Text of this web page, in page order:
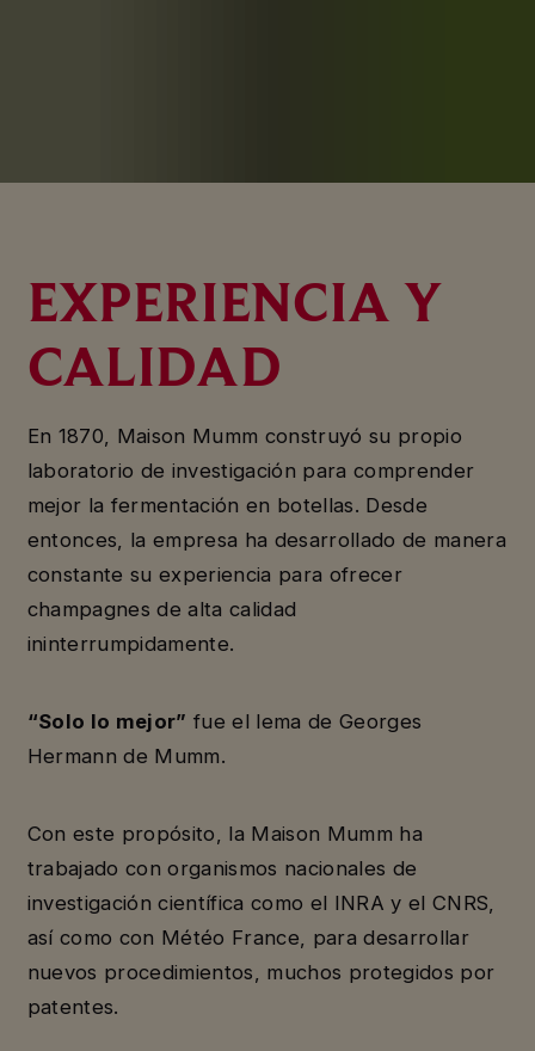
EXPERIENCIA Y
CALIDAD
En 1870, Maison Mumm construyó su propio
laboratorio de investigación para comprender
mejor la fermentación en botellas. Desde
entonces, la empresa ha desarrollado de manera
constante su experiencia para ofrecer
champagnes de alta calidad
ininterrumpidamente.
“Solo lo mejor” fue el lema de Georges
Hermann de Mumm.
Con este propósito, la Maison Mumm ha
trabajado con organismos nacionales de
investigación científica como el INRA y el CNRS,
así como con Météo France, para desarrollar
nuevos procedimientos, muchos protegidos por
patentes.